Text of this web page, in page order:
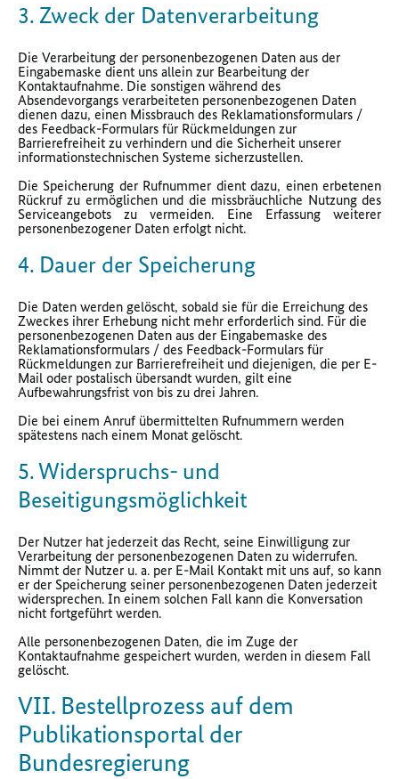
3. Zweck der Datenverarbeitung
Die Verarbeitung der personenbezogenen Daten aus der
Eingabemaske dient uns allein zur Bearbeitung der
Kontaktaufnahme. Die sonstigen während des
Absendevorgangs verarbeiteten personenbezogenen Daten
dienen dazu, einen Missbrauch des Reklamationsformulars /
des Feedback-Formulars für Rückmeldungen zur
Barrierefreiheit zu verhindern und die Sicherheit unserer
informationstechnischen Systeme sicherzustellen.
Die Speicherung der Rufnummer dient dazu, einen erbetenen
Rückruf zu ermöglichen und die missbräuchliche Nutzung des
Serviceangebots zu vermeiden. Eine Erfassung weiterer
personenbezogener Daten erfolgt nicht.
4. Dauer der Speicherung
Die Daten werden gelöscht, sobald sie für die Erreichung des
Zweckes ihrer Erhebung nicht mehr erforderlich sind. Für die
personenbezogenen Daten aus der Eingabemaske des
Reklamationsformulars / des Feedback-Formulars für
Rückmeldungen zur Barrierefreiheit und diejenigen, die per E-
Mail oder postalisch übersandt wurden, gilt eine
Aufbewahrungsfrist von bis zu drei Jahren.
Die bei einem Anruf übermittelten Rufnummern werden
spätestens nach einem Monat gelöscht.
5. Widerspruchs- und
Beseitigungsmöglichkeit
Der Nutzer hat jederzeit das Recht, seine Einwilligung zur
Verarbeitung der personenbezogenen Daten zu widerrufen.
Nimmt der Nutzer u. a. per E-Mail Kontakt mit uns auf, so kann
er der Speicherung seiner personenbezogenen Daten jederzeit
widersprechen. In einem solchen Fall kann die Konversation
nicht fortgeführt werden.
Alle personenbezogenen Daten, die im Zuge der
Kontaktaufnahme gespeichert wurden, werden in diesem Fall
gelöscht.
VII. Bestellprozess auf dem
Publikationsportal der
Bundesregierung